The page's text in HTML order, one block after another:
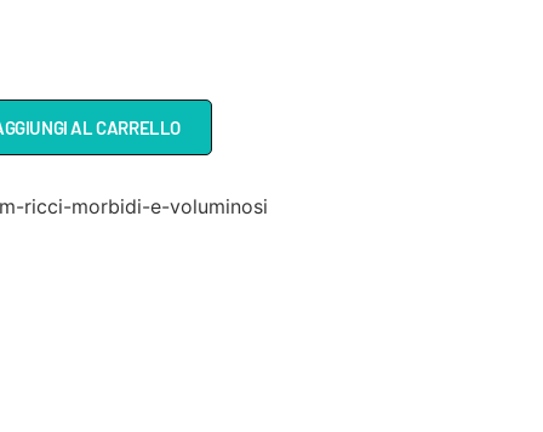
AL CARRELLO
ricci-morbidi-e-voluminosi